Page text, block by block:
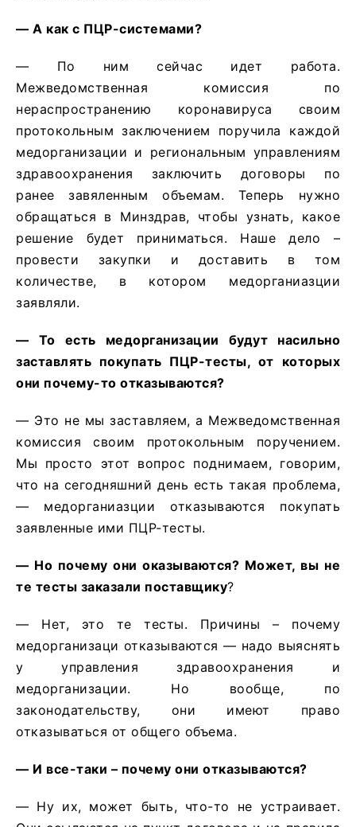
— А как с ПЦР-системами?
— По ним сейчас идет работа.
Межведомственная комиссия по
нераспространению коронавируса своим
протокольным заключением поручила каждой
медорганизации и региональным управлениям
здравоохранения заключить договоры по
ранее завяленным объемам. Теперь нужно
обращаться в Минздрав, чтобы узнать, какое
решение будет приниматься. Наше дело –
провести закупки и доставить в том
количестве, в котором медорганиазции
заявляли.
— То есть медорганизации будут насильно
заставлять покупать ПЦР-тесты, от которых
они почему-то отказываются?
— Это не мы заставляем, а Межведомственная
комиссия своим протокольным поручением.
Мы просто этот вопрос поднимаем, говорим,
что на сегодняшний день есть такая проблема,
— медорганиазции отказываются покупать
заявленные ими ПЦР-тесты.
— Но почему они оказываются? Может, вы не
те тесты заказали поставщику?
— Нет, это те тесты. Причины – почему
медорганизаци отказываются — надо выяснять
у управления здравоохранения и
медорганизации. Но вообще, по
законодательству, они имеют право
отказываться от общего объема.
— И все-таки – почему они отказываются?
— Ну их, может быть, что-то не устраивает.